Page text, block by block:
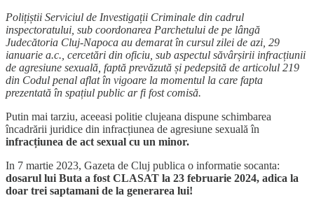
Polițiștii Serviciul de Investigații Criminale din cadrul
inspectoratului, sub coordonarea Parchetului de pe lângă
Judecătoria Cluj-Napoca au demarat în cursul zilei de azi, 29
ianuarie a.c., cercetări din oficiu, sub aspectul săvârșirii infracțiunii
de agresiune sexuală, faptă prevăzută și pedepsită de articolul 219
din Codul penal aflat în vigoare la momentul la care fapta
prezentată în spațiul public ar fi fost comisă.
Putin mai tarziu, aceeasi politie clujeana dispune schimbarea
încadrării juridice din infracțiunea de agresiune sexuală în
infracțiunea de act sexual cu un minor.
In 7 martie 2023, Gazeta de Cluj publica o informatie socanta:
dosarul lui Buta a fost CLASAT la 23 februarie 2024, adica la
doar trei saptamani de la generarea lui!